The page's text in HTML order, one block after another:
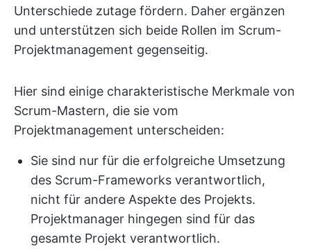
Unterschiede zutage fördern. Daher ergänzen
und unterstützen sich beide Rollen im Scrum-
Projektmanagement gegenseitig.
Hier sind einige charakteristische Merkmale von
Scrum-Mastern, die sie vom
Projektmanagement unterscheiden:
Sie sind nur für die erfolgreiche Umsetzung
des Scrum-Frameworks verantwortlich,
nicht für andere Aspekte des Projekts.
Projektmanager hingegen sind für das
gesamte Projekt verantwortlich.